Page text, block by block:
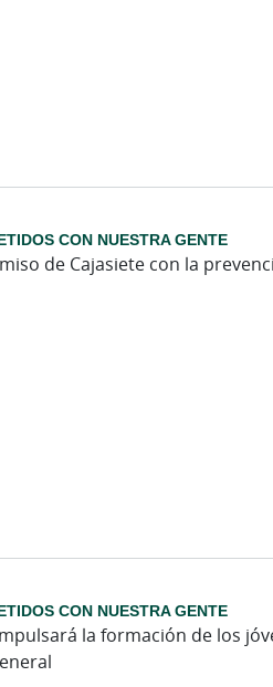
CON NUESTRA GENTE
de Cajasiete con la
CON NUESTRA GENTE
la formación de los